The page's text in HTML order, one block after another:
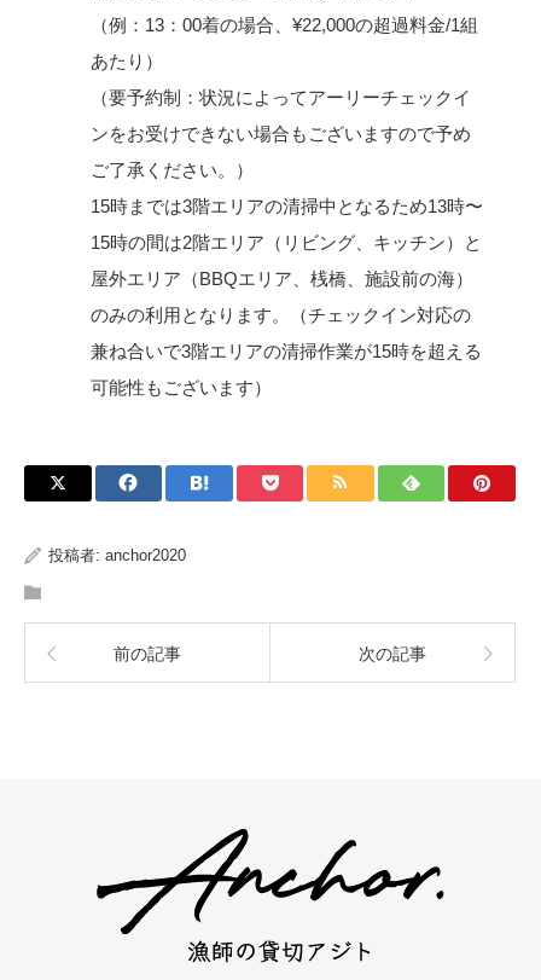
（例：13：00着の場合、¥22,000の超過料金/1組
あたり）
（要予約制：状況によってアーリーチェックイ
ンをお受けできない場合もございますので予め
ご了承ください。）
15時までは3階エリアの清掃中となるため13時〜
15時の間は2階エリア（リビング、キッチン）と
屋外エリア（BBQエリア、桟橋、施設前の海）
のみの利用となります。（チェックイン対応の
兼ね合いで3階エリアの清掃作業が15時を超える
可能性もございます）
投稿者: anchor2020
前の記事 次の記事